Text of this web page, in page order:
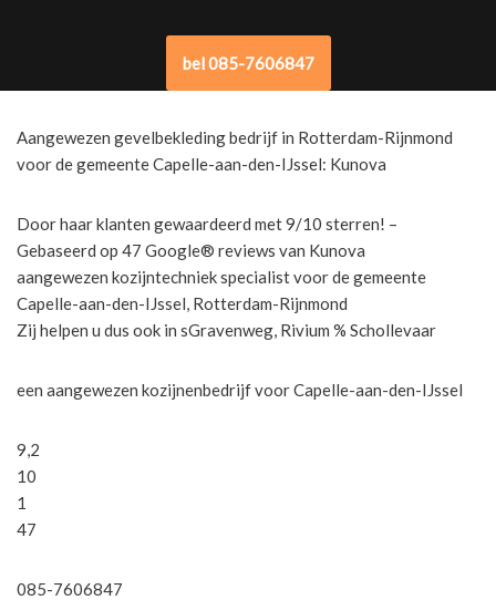
bel 085-7606847
Aangewezen gevelbekleding bedrijf in Rotterdam-Rijnmond
voor de gemeente Capelle-aan-den-IJssel: Kunova
Door haar klanten gewaardeerd met 9/10 sterren! –
Gebaseerd op 47 Google® reviews van Kunova
aangewezen kozijntechniek specialist voor de gemeente
Capelle-aan-den-IJssel, Rotterdam-Rijnmond
Zij helpen u dus ook in sGravenweg, Rivium % Schollevaar
een aangewezen kozijnenbedrijf voor Capelle-aan-den-IJssel
9,2
10
1
47
085-7606847